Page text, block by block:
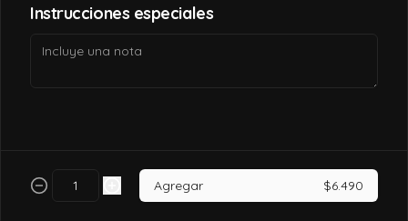
$7.490
$6.990
Instrucciones especiales
Agregar $6.490